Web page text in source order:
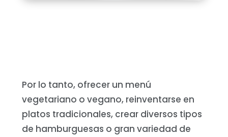
Por lo tanto, ofrecer un menú
vegetariano o vegano, reinventarse en
platos tradicionales, crear diversos tipos
de hamburguesas o gran variedad de